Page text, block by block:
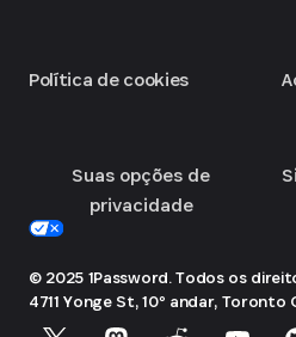
Política de cookies
Suas opções de
privacidade
© 2025 1Password. Todos os
4711 Yonge St, 10º andar, Toronto